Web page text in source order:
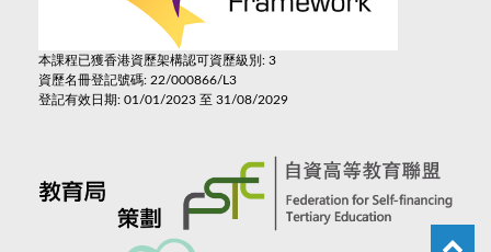
本課程已獲香港資歷架構認可資歷級別: 3
資歷名冊登記號碼: 22/000866/L3
登記有效日期: 01/01/2023 至 31/08/2029